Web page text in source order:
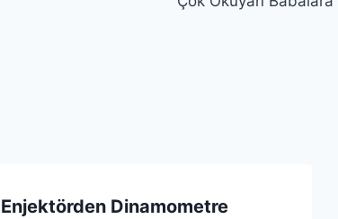
Enjektörden Dinamometre